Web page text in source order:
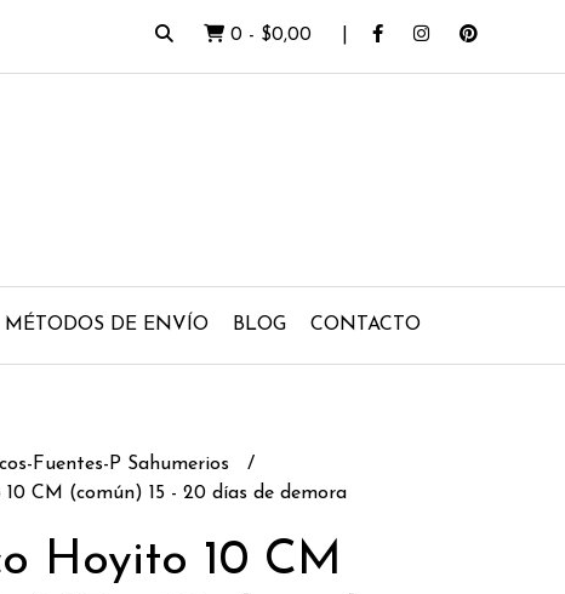
0 - $0,00
MÉTODOS DE ENVÍO BLOG CONTACTO
Fuentes-P Sahumerios
CM (común) 15 - 20 días de demora
Hoyito 10 CM